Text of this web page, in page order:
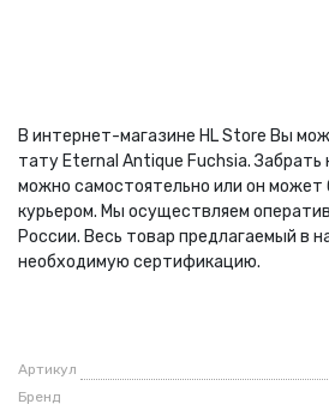
В интернет-магазине HL Store Вы
тату Eternal Antique Fuchsia. Забрать
можно самостоятельно или он
курьером. Мы осуществляем
России. Весь товар предлагаемый в
необходимую сертификацию.
Артикул
Бренд